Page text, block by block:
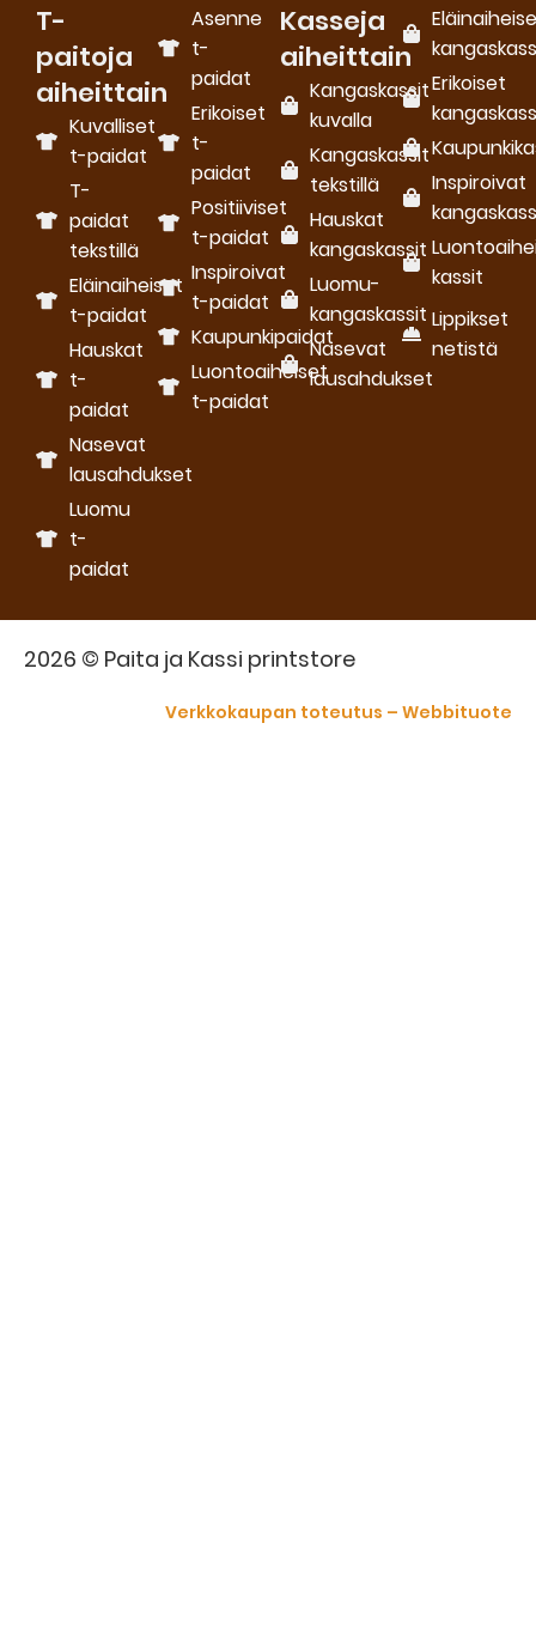
T-
paitoja
aiheittain
Kuvalliset
t-paidat
T-
paidat
tekstillä
Eläinaiheiset
t-paidat
Hauskat
t-
paidat
Nasevat
lausahdukset
Luomu
t-
paidat
Asenne
t-
paidat
Erikoiset
t-
paidat
Positiiviset
t-paidat
Inspiroivat
t-paidat
Kaupunkipaidat
Luontoaiheiset
t-paidat
Kasseja
aiheittain
Kangaskassit
kuvalla
Kangaskassit
tekstillä
Hauskat
kangaskassit
Luomu­
kangaskassit
Nasevat
lausahdukset
Erikoiset
Inspiroivat
kassit
Lippikset
netistä
2026 © Paita ja Kassi printstore
Verkkokaupan toteutus – Webbituote